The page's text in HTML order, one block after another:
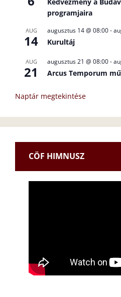
programjaira
AUG
14
augusztus 14 @ 08:00-
Kurultáj
AUG
21
augusztus 21 @ 08:00-
Arcus Temporum
Naptár megtekintése
CÖF HIMNUSZ